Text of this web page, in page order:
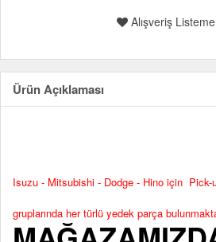
Alışveriş
Ürün Açıklaması
Isuzu - Mitsubishi - Dodge - Hino için Pick-
gruplarında her türlü yedek parça